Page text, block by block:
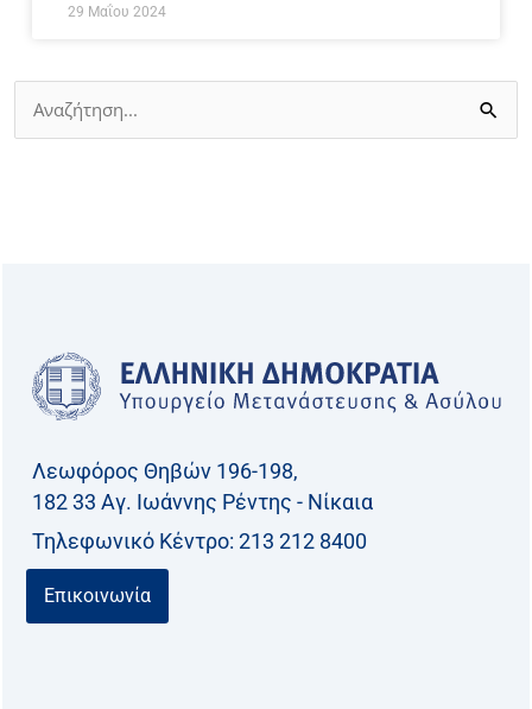
29 Μαΐου 2024
Αναζήτηση
για:
Λεωφόρος Θηβών 196-198,
182 33 Aγ. Ιωάννης Ρέντης - Νίκαια
Τηλεφωνικό Kέντρο: 213 212 8400
Επικοινωνία